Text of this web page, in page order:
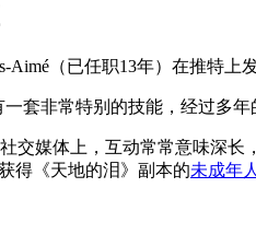
（已任职13年）在推特上
套非常特别的技能，经过多
媒体上，互动常常意味深长
得《天地的泪》副本的未成年人